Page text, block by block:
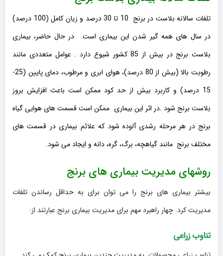
تلفات سالانه بلاست در برنج 10 تا 30 درصد و زیان کامل (100 درصد)
در سال های همه گیر شدن این بیماری است. در حال حاضر، بیماری
بلاست برنج در بیش از 85 کشور شیوع دارد . عوامل متعددی مانند
رطوبت بالا (بیش از 80 درصد)، هوای ابری و مرطوب، دمای پایین (25-
15 درصد) و کاربرد بیش از حد کود ممکن است باعث افزایش بروز
بلاست برنج شود .در اثر این بیماری ممکن است قسمت های هوایی گیاه
برنج در هر مرحله رشدی آلوده شود که علائم بیماری در قسمت های
مختلف برنج مانند گیاهچه، برگ، گره، دانه و ایجاد می شود.
روشهای مدیریت بیماری های برنج
بیشتر بیماری های برنج را می توان برای به حداقل رساندن تلفات
مدیریت کرد. چهار راهبرد مهم برای مدیریت بیماری برنج عبارتند از:
تناوب زراعی